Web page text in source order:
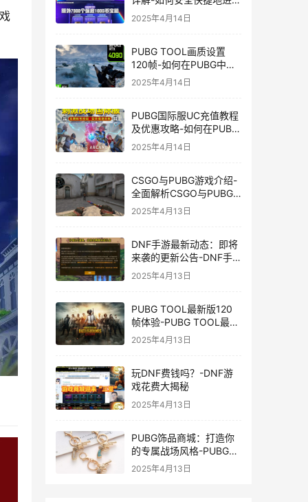
PUBG MOBILE充值
2025年4月14日
PUBG TOOL画质设置
120帧-如何在PUBG中使
用PUBG TOOL实现120
2025年4月14日
PUBG国际服UC充值教程
及优惠攻略-如何在PUBG
国际服中进行高效且安全
的UC充值
2025年4月14日
CSGO与PUBG游戏介绍-
全面解析CSGO与PUBG
这两款热门射击游戏
2025年4月13日
DNF手游最新动态：即将
来袭的更新公告-DNF手
游最新消息与更新时间表
2025年4月13日
PUBG TOOL最新版120
帧体验-PUBG TOOL最新
版120帧游戏体验优化
2025年4月13日
玩DNF费钱吗？-DNF游
戏花费大揭秘
2025年4月13日
PUBG饰品商城：打造你
的专属战场风格-PUBG游
戏内饰品购买指南
2025年4月13日